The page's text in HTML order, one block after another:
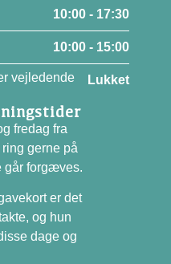
10:00 - 17:30
10:00 - 15:00
Lukket
vejledende
fredag fra
gerne på
går forgæves.
er det
og hun
dage og